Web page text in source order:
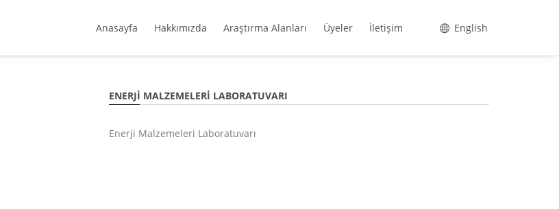
Anasayfa Hakkımızda Araştırma Alanları Üyeler İletişim English
ENERJI MALZEMELERI LABORATUVARI
Enerji Malzemeleri Laboratuvarı